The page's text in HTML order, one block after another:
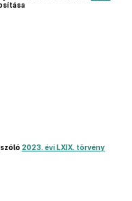
2023. évi LXIX. törvény